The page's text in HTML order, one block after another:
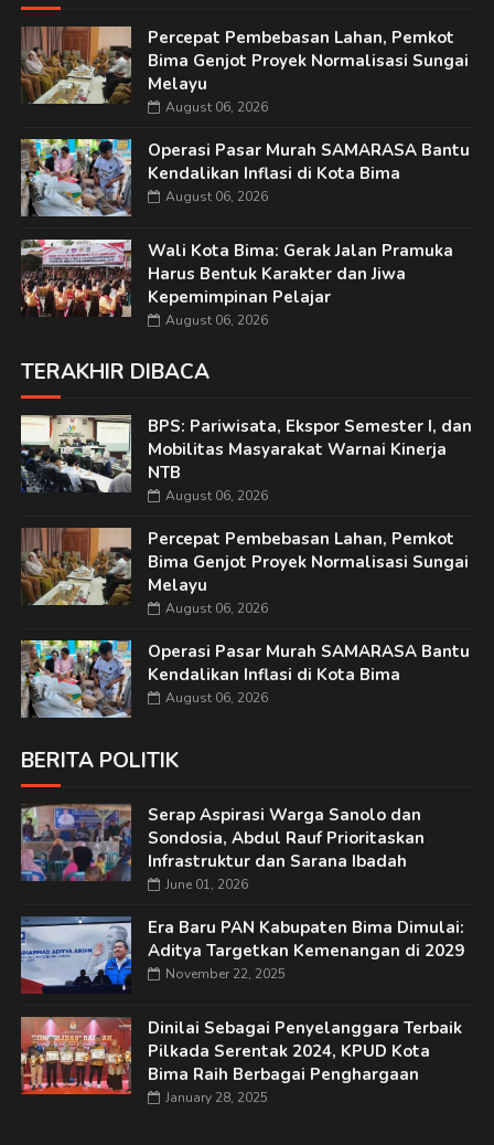
Percepat Pembebasan Lahan, Pemkot
Bima Genjot Proyek Normalisasi Sungai
Melayu
August 06, 2026
Operasi Pasar Murah SAMARASA Bantu
Kendalikan Inflasi di Kota Bima
August 06, 2026
Wali Kota Bima: Gerak Jalan Pramuka
Harus Bentuk Karakter dan Jiwa
Kepemimpinan Pelajar
August 06, 2026
TERAKHIR DIBACA
BPS: Pariwisata, Ekspor Semester I, dan
Mobilitas Masyarakat Warnai Kinerja
NTB
August 06, 2026
Percepat Pembebasan Lahan, Pemkot
Bima Genjot Proyek Normalisasi Sungai
Melayu
August 06, 2026
Operasi Pasar Murah SAMARASA Bantu
Kendalikan Inflasi di Kota Bima
August 06, 2026
BERITA POLITIK
Serap Aspirasi Warga Sanolo dan
Sondosia, Abdul Rauf Prioritaskan
Infrastruktur dan Sarana Ibadah
June 01, 2026
Era Baru PAN Kabupaten Bima Dimulai:
Aditya Targetkan Kemenangan di 2029
November 22, 2025
Dinilai Sebagai Penyelanggara Terbaik
Pilkada Serentak 2024, KPUD Kota
Bima Raih Berbagai Penghargaan
January 28, 2025